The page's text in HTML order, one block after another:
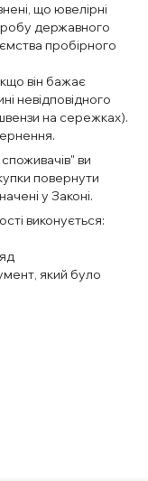
що ювелірні
державного
пробірного
він бажає
невідповідного
на сережках).
ви
повернути
у Законі.
виконується:
який було